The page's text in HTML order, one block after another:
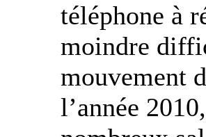
téléphone à
moindre
mouvement
l’année